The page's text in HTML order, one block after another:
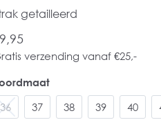
getailleerd
verzending vanaf €25,-
36
37 38 39 40